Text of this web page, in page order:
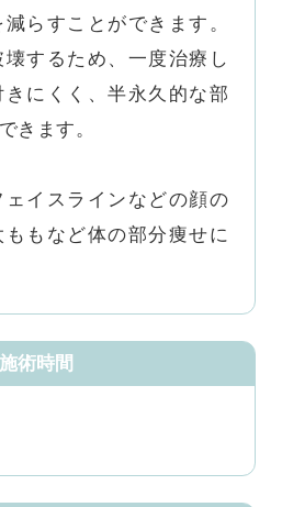
らすことができます。
するため、一度治療し
にくく、半永久的な部
きます。
ェイスラインなどの顔の
もなど体の部分痩せに
施術時間